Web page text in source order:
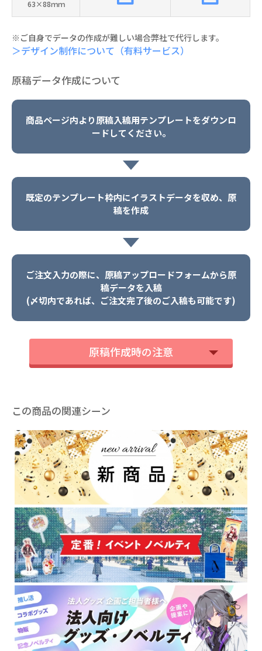
63×88ｍｍ
※ご自身でデータの作成が難しい場合弊社で代行します。
＞デザイン制作について（有料サービス）
原稿データ作成について
商品ページ内より原稿入稿用テンプレートをダウンロ
ードしてください。
既定のテンプレート枠内にイラストデータを収め、原
稿を作成
ご注文入力の際に、原稿アップロードフォームから原
稿データを入稿
(〆切内であれば、ご注文完了後のご入稿も可能です)
原稿作成時の注意
この商品の関連シーン